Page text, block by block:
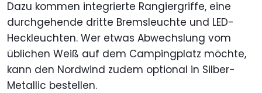
Dazu kommen integrierte Rangiergriffe, eine
durchgehende dritte Bremsleuchte und LED-
Heckleuchten. Wer etwas Abwechslung vom
üblichen Weiß auf dem Campingplatz möchte,
kann den Nordwind zudem optional in Silber-
Metallic bestellen.